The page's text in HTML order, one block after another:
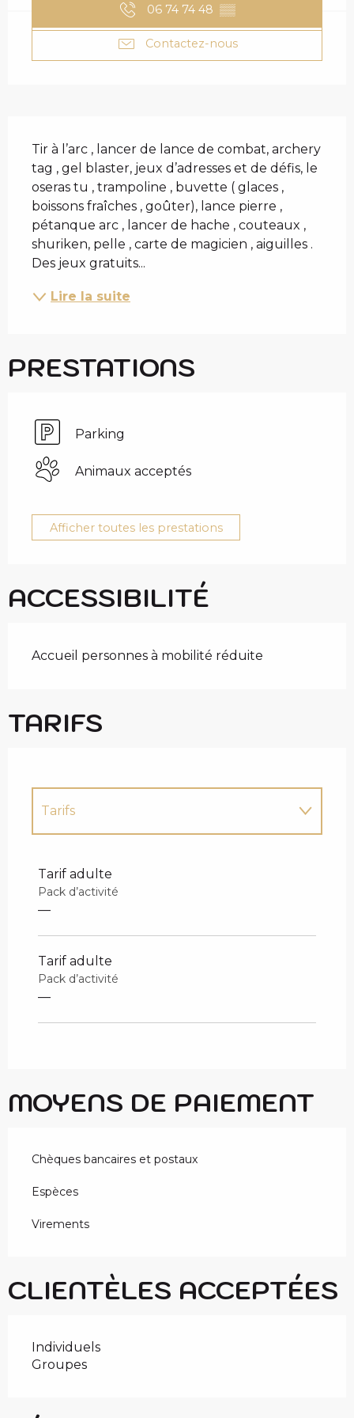
06 74 74 48 ▒▒
Contactez-nous
Tir à l’arc , lancer de lance de combat, archery
tag , gel blaster, jeux d’adresses et de défis, le
oseras tu , trampoline , buvette ( glaces ,
boissons fraîches , goûter), lance pierre ,
pétanque arc , lancer de hache , couteaux ,
shuriken, pelle , carte de magicien , aiguilles .
Des jeux gratuits...
Lire la suite
PRESTATIONS
Parking
Animaux acceptés
Afficher toutes les prestations
ACCESSIBILITÉ
Accueil personnes à mobilité réduite
TARIFS
Tarifs
Tarif adulte
Pack d’activité
—
Tarif adulte
Pack d’activité
—
MOYENS DE PAIEMENT
Chèques bancaires et postaux
Espèces
Virements
CLIENTÈLES ACCEPTÉES
Individuels
Groupes